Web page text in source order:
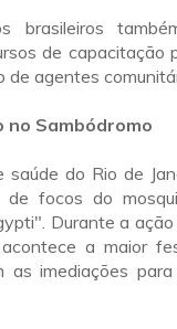
brasileiros
de capacitação
de agentes
no Sambódromo
do Rio de
de focos do
Durante a
a maior
as imediações